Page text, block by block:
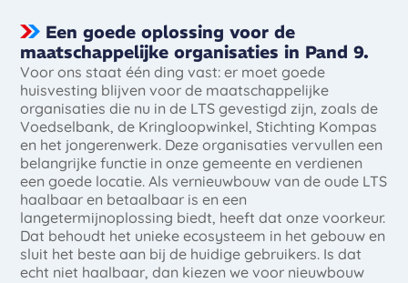
Een goede oplossing voor de
maatschappelijke organisaties in Pand 9.
Voor ons staat één ding vast: er moet goede
huisvesting blijven voor de maatschappelijke
organisaties die nu in de LTS gevestigd zijn, zoals de
Voedselbank, de Kringloopwinkel, Stichting Kompas
en het jongerenwerk. Deze organisaties vervullen een
belangrijke functie in onze gemeente en verdienen
een goede locatie. Als vernieuwbouw van de oude LTS
haalbaar en betaalbaar is en een
langetermijnoplossing biedt, heeft dat onze voorkeur.
Dat behoudt het unieke ecosysteem in het gebouw en
sluit het beste aan bij de huidige gebruikers. Is dat
echt niet haalbaar, dan kiezen we voor nieuwbouw